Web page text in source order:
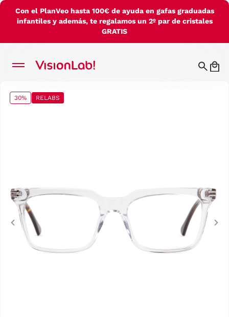
Con el PlanVeo hasta 100€ de ayuda en gafas graduadas
infantiles y además, te regalamos un 2º par de cristales
GRATIS
30% RELABS
Previous